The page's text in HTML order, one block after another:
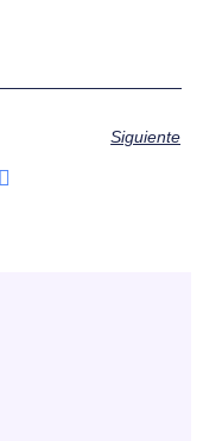
Siguiente